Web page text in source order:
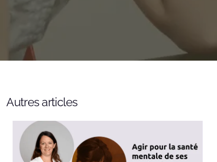
Autres articles